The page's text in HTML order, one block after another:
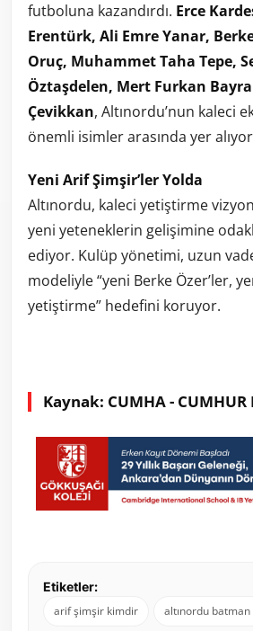
futboluna kazandırdı. Erce
Erentürk, Ali Emre Yanar,
Oruç, Muhammet Taha Tepe,
Öztaşdelen, Mert Furkan
Çevikkan, Altınordu’nun kaleci
önemli isimler arasında yer
Yeni Arif Şimşir’ler Yolda
Altınordu, kaleci yetiştirme
yeni yeteneklerin gelişimine
ediyor. Kulüp yönetimi, uzun
modeliyle “yeni Berke Özer’ler,
yetiştirme” hedefini koruyor.
Kaynak: CUMHA - CUMHUR
Etiketler:
arif şimşir kimdir
altınordu